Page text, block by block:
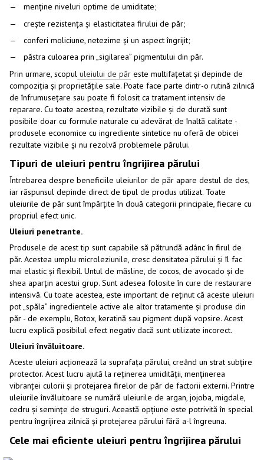
menține niveluri optime de umiditate;
crește rezistența și elasticitatea firului de păr;
conferi moliciune, netezime și un aspect îngrijit;
păstra culoarea prin „sigilarea” pigmentului din păr.
Prin urmare, scopul uleiului de păr este multifațetat și depinde de
compoziția și proprietățile sale. Poate face parte dintr-o rutină zilnică
de înfrumusețare sau poate fi folosit ca tratament intensiv de
reparare. Cu toate acestea, rezultate vizibile și de durată sunt
posibile doar cu formule naturale cu adevărat de înaltă calitate -
produsele economice cu ingrediente sintetice nu oferă de obicei
rezultate vizibile și nu rezolvă problemele părului.
Tipuri de uleiuri pentru îngrijirea părului
Întrebarea despre beneficiile uleiurilor de păr apare destul de des,
iar răspunsul depinde direct de tipul de produs utilizat. Toate
uleiurile de păr sunt împărțite în două categorii principale, fiecare cu
propriul efect unic.
Uleiuri penetrante.
Produsele de acest tip sunt capabile să pătrundă adânc în firul de
păr. Acestea umplu microleziunile, cresc densitatea părului și îl fac
mai elastic și flexibil. Untul de măsline, de cocos, de avocado și de
shea aparțin acestui grup. Sunt adesea folosite în cure de restaurare
intensivă. Cu toate acestea, este important de reținut că aceste uleiuri
pot „spăla” ingredientele active ale altor tratamente și produse din
păr - de exemplu, Botox, keratină sau pigment după vopsire. Acest
lucru explică posibilul efect negativ dacă sunt utilizate incorect.
Uleiuri învăluitoare.
Aceste uleiuri acționează la suprafața părului, creând un strat subțire
protector. Acest lucru ajută la reținerea umidității, menținerea
vibranței culorii și protejarea firelor de păr de factorii externi. Printre
uleiurile învăluitoare se numără uleiurile de argan, jojoba, migdale,
cedru și semințe de struguri. Această opțiune este potrivită în special
pentru îngrijirea zilnică și protejarea părului fără a-l îngreuna.
Cele mai eficiente uleiuri pentru îngrijirea părului